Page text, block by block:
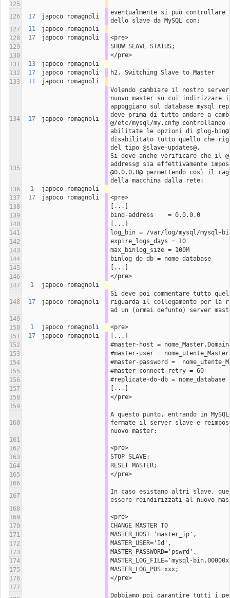
125
126
17 japoco romagnoli
eventualmente si può
dello slave da MySQL con:
127
11
japoco romagnoli
128
17 japoco romagnoli
<pre>
129
SHOW SLAVE STATUS;
130
</pre>
131
13
japoco romagnoli
132
17 japoco romagnoli
h2. Switching Slave to Master
133
11 japoco romagnoli
134 17 japoco romagnoli
Volendo cambiare il nostro
nuovo master su cui indirizzare
appoggiano sul database mysql
deve prima di tutto andare a
@/etc/mysql/my.cnf@ controllando
abilitate le opzioni di @log-
disabilitato tutto quello che
del tipo @slave-updates@.
135
Si deve anche verificare che il
address@ sia effettivamente
@0.0.0.0@ permettendo così il
della macchina dalla rete:
136
1
japoco romagnoli
137
17 japoco romagnoli
<pre>
138
[...]
139
bind-address	= 0.0.0.0
140
[...]
141
log_bin = /var/log/mysql/mysql-
142
expire_logs_days = 10
143
max_binlog_size = 100M
144
binlog_do_db = nome_database
145
[...]
146
</pre>
147
1 japoco romagnoli
148 17 japoco romagnoli
Si deve poi commentare tutto
riguarda il collegamento per la
ad un (ormai defunto) server
149
150
1 japoco romagnoli
<pre>
151
17 japoco romagnoli
[...]
152
#master-host = nome_Master.Domain
153
#master-user = nome_utente_Master
154
#master-password =
155
#master-connect-retry = 60
156
#replicate-do-db = nome_database
157
[...]
158
</pre>
159
160
A questo punto, entrando in
fermate il server slave e
nuovo master:
161
162
<pre>
163
STOP SLAVE;
164
RESET MASTER;
165
</pre>
166
167
In caso esistano altri slave,
essere reindirizzati al nuovo
168
169
<pre>
170
CHANGE MASTER TO
171
MASTER_HOST='master_ip',
172
MASTER_USER='Id',
173
MASTER_PASSWORD='pswrd',
174
MASTER_LOG_FILE='mysql-
175
MASTER_LOG_POS=xxx;
176
</pre>
177
Dobbiamo poi garantire tutti i